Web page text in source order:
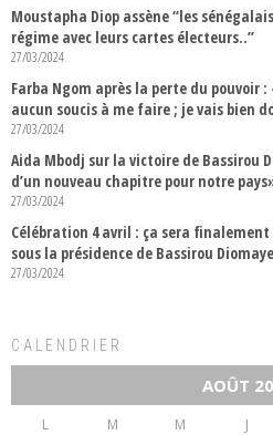
Moustapha Diop assène “les
régime avec leurs cartes électeurs..”
27/03/2024
Farba Ngom après la perte du pouvoir
aucun soucis à me faire ; je vais bien
27/03/2024
Aida Mbodj sur la victoire de Bassirou
d’un nouveau chapitre pour notre
27/03/2024
Célébration 4 avril : ça sera finalement
sous la présidence de Bassirou
27/03/2024
CALENDRIER
AOÛT
L M M J